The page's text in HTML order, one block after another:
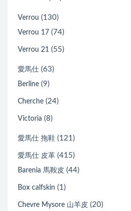
Verrou (130)
Verrou 17 (74)
Verrou 21 (55)
愛馬仕 (63)
Berline (9)
Cherche (24)
Victoria (8)
愛馬仕 拖鞋 (121)
愛馬仕 皮革 (415)
Barenia 馬鞍皮 (44)
Box calfskin (1)
Chevre Mysore 山羊皮 (20)